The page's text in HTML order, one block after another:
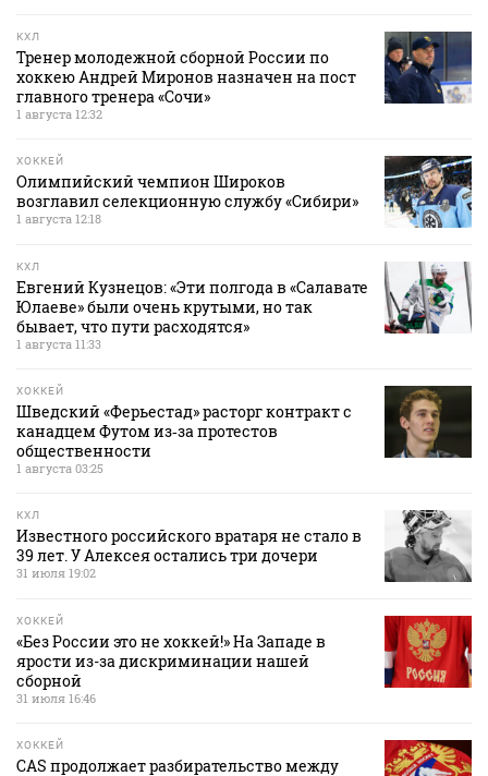
КХЛ
Тренер молодежной сборной России по
хоккею Андрей Миронов назначен на пост
главного тренера «Сочи»
1 августа 12:32
ХОККЕЙ
Олимпийский чемпион Широков
возглавил селекционную службу «Сибири»
1 августа 12:18
КХЛ
Евгений Кузнецов: «Эти полгода в «Салавате
Юлаеве» были очень крутыми, но так
бывает, что пути расходятся»
1 августа 11:33
ХОККЕЙ
Шведский «Ферьестад» расторг контракт с
канадцем Футом из‑за протестов
общественности
1 августа 03:25
КХЛ
Известного российского вратаря не стало в
39 лет. У Алексея остались три дочери
31 июля 19:02
ХОККЕЙ
«Без России это не хоккей!» На Западе в
ярости из-за дискриминации нашей
сборной
31 июля 16:46
ХОККЕЙ
CAS продолжает разбирательство между